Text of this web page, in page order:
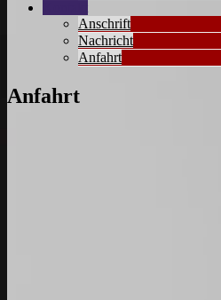
Anschrift
Nachricht
Anfahrt
Anfahrt